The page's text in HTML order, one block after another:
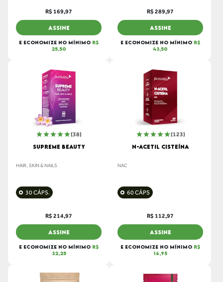
R$ 169,97
ASSINE
E ECONOMIZE NO MÍNIMO R$
25,50
R$ 289,97
ASSINE
E ECONOMIZE NO MÍNIMO R$
43,50
(38)
SUPREME BEAUTY
HAIR, SKIN & NAILS
30 CÁPS.
R$ 214,97
ASSINE
E ECONOMIZE NO MÍNIMO R$
32,25
(123)
N-ACETIL CISTEÍNA
NAC
60 CÁPS
R$ 112,97
ASSINE
E ECONOMIZE NO MÍNIMO R$
16,95